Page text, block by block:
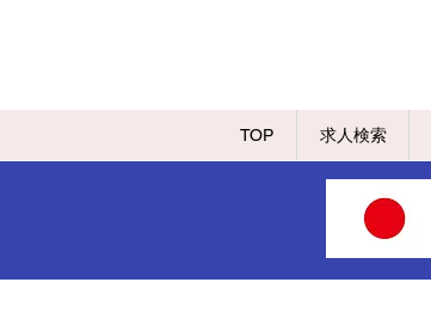
TOP 求人検索